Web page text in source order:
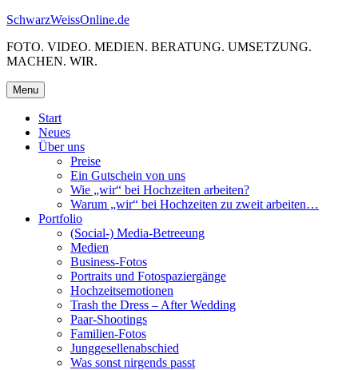
Skip
content
SchwarzWeissOnline.de
FOTO. VIDEO. MEDIEN. BERATUNG. UMSETZUNG.
MACHEN. WIR.
Menu
Start
Neues
Über uns
Preise
Ein Gutschein von uns
Wie „wir“ bei Hochzeiten arbeiten?
Warum „wir“ bei Hochzeiten zu zweit arbeiten…
Portfolio
(Social-) Media-Betreeung
Medien
Business-Fotos
Portraits und Fotospaziergänge
Hochzeitsemotionen
Trash the Dress – After Wedding
Paar-Shootings
Familien-Fotos
Junggesellenabschied
Was sonst nirgends passt